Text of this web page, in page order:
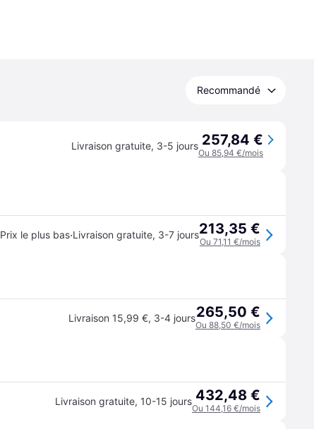
Recommandé
Livraison gratuite, 3-5 jours 257,84 €
Ou 85,94 €/mois
Prix le plus bas·Livraison gratuite, 3-7 jours213,35 €
Ou 71,11 €/mois
Livraison 15,99 €, 3-4 jours265,50 €
Ou 88,50 €/mois
Livraison gratuite, 10-15 jours 432,48 €
Ou 144,16 €/mois